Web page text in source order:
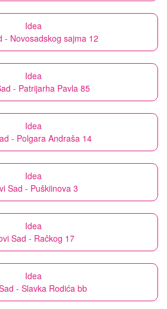
Idea
- Novosadskog sajma 12
Idea
- Patrijarha Pavla 85
Idea
- Polgara Andraša 14
Idea
Sad - Puškiinova 3
Idea
Sad - Račkog 17
Idea
- Slavka Rodića bb